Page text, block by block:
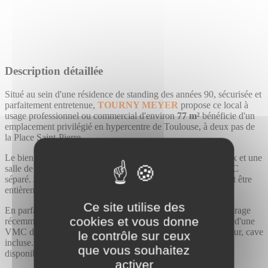
Ce site utilise des
cookies et vous donne
le contrôle sur ceux
que vous souhaitez
activer
Description détaillée
Situé au sein d'une résidence de standing des années 90, sécurisée et
parfaitement entretenue, TOURNY MEYER propose ce local à
usage professionnel ou commercial d'environ77m²bénéficie d'un
emplacement privilégié en hypercentre de Toulouse, à deux pas de
la Place Saint-Pierre.
Le bien se compose de cinq espaces distincts : quatre bureaux et une
salle de repos, complétés d'une salle d'eau avec douche et WC
séparé. Aucun mur porteur — la distribution des espaces peut être
entièrement repensée selon vos besoins.
En parfait état, il profite de menuiseries aluminium double vitrage
récemment remplacées, d'un chauffage électrique individuel, d'une
VMC double flux et d'un faux plafond. Accès PMR, ascenseur, cave
incluse. Une place de parking en sous-sol de la résidence est
disponible, complétant ainsi ce bien.